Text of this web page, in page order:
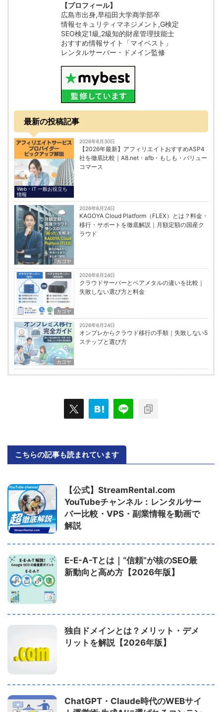
【プロフィール】
広島市出身,早稲田大学商学部卒
情報セキュリティマネジメント,G検定
SEO検定1級,2級知的財産管理技能士
おすすめ情報サイト「マイベスト」
レンタルサーバー・ドメイン監修
最新の投稿記事
Web・IT 一般お役立ち
情報
2026年6月30日
【2026年最新】アフィリエイトおすすめASP4
社を徹底比較｜A8.net・afb・もしも・バリュー
コマース
カゴヤ
2026年6月24日
KAGOYA Cloud Platform（FLEX）とは？料金・
移行・サポートを徹底解説｜月額定額の国産ク
ラウド
カゴヤ
2026年6月24日
クラウドサーバーとベアメタルの違いを比較｜
失敗しない選び方と料金
カゴヤ
2026年6月24日
オンプレからクラウド移行の手順｜失敗しない5
ステップと選び方
こちらの記事も読まれています
【公式】StreamRental.com
YouTubeチャンネル：レンタルサー
バー比較・VPS・副業情報を動画で
解説
E-E-A-Tとは｜“信頼”が核のSEO最
新動向と高め方【2026年版】
独自ドメインとは？メリット・デメ
リットを解説【2026年版】
ChatGPT・Claude時代のWEBサイ